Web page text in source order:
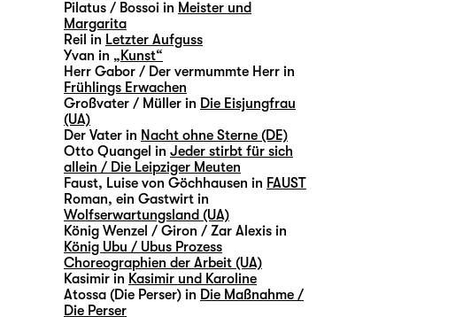
Pilatus / Bossoi in Meister und
Margarita
Reil in Letzter Aufguss
Yvan in „Kunst“
Herr Gabor / Der vermummte Herr in
Frühlings Erwachen
Großvater / Müller in Die Eisjungfrau
(UA)
Der Vater in Nacht ohne Sterne (DE)
Otto Quangel in Jeder stirbt für sich
allein / Die Leipziger Meuten
Faust, Luise von Göchhausen in FAUST
Roman, ein Gastwirt in
Wolfserwartungsland (UA)
König Wenzel / Giron / Zar Alexis in
König Ubu / Ubus Prozess
Choreographien der Arbeit (UA)
Kasimir in Kasimir und Karoline
Atossa (Die Perser) in Die Maßnahme /
Die Perser